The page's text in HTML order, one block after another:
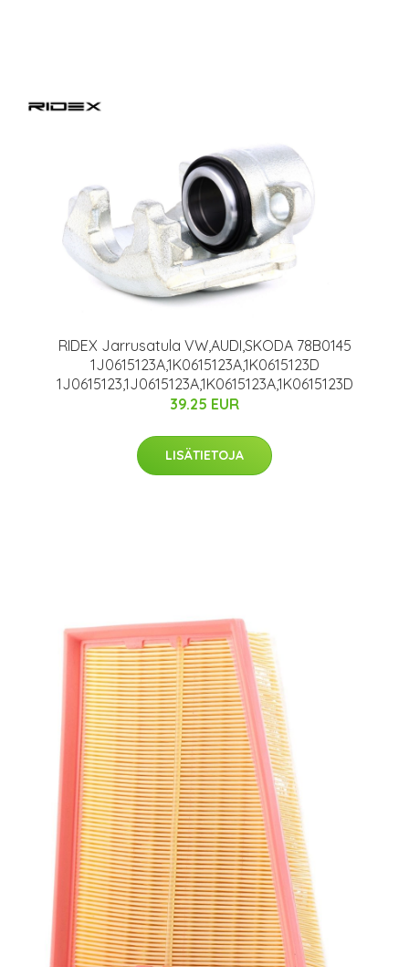
RIDEX Jarrusatula VW,AUDI,SKODA 78B0145
1J0615123A,1K0615123A,1K0615123D
1J0615123,1J0615123A,1K0615123A,1K0615123D
39.25 EUR
LISÄTIETOJA